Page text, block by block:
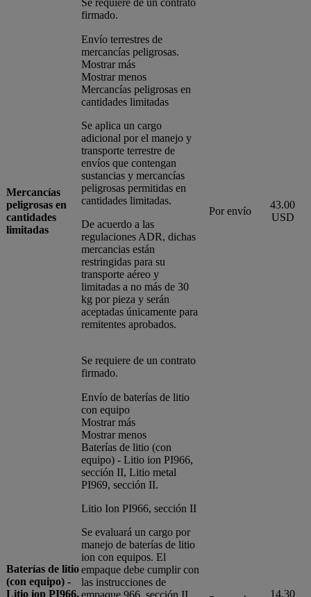
Se requiere de un contrato
firmado.
Mercancías
peligrosas en
cantidades
limitadas
Envío terrestres de
mercancías peligrosas.
Mostrar más
Mostrar menos
Mercancías peligrosas en
cantidades limitadas
Se aplica un cargo
adicional por el manejo y
transporte terrestre de
envíos que contengan
sustancias y mercancías
peligrosas permitidas en
cantidades limitadas.
De acuerdo a las
regulaciones ADR, dichas
mercancias están
restringidas para su
transporte aéreo y
limitadas a no más de 30
kg por pieza y serán
aceptadas únicamente para
remitentes aprobados.
Se requiere de un contrato
firmado.
Por envío
43.00
USD
Baterías de litio
(con equipo) -
Litio ion PI966,
Envío de baterías de litio
con equipo
Mostrar más
Mostrar menos
Baterías de litio (con
equipo) - Litio ion PI966,
sección II, Litio metal
PI969, sección II.
Litio Ion PI966, sección II
Se evaluará un cargo por
manejo de baterías de litio
ion con equipos. El
empaque debe cumplir con
las instrucciones de
14.30